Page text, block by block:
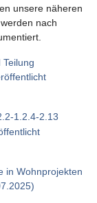
unsere näheren
nach
1.2.4-2.13
in Wohnprojekten